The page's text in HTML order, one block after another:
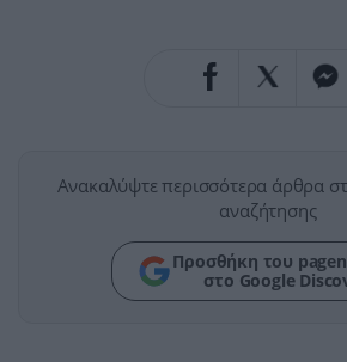
Ανακαλύψτε περισσότερα άρθρα
αναζήτησης
Προσθήκη του
στο Google